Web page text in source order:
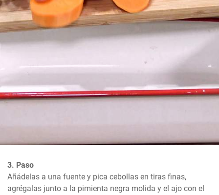
3. Paso
Añádelas a una fuente y pica cebollas en tiras finas,
agrégalas junto a la pimienta negra molida y el ajo con el